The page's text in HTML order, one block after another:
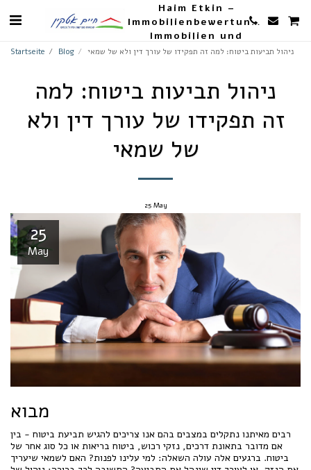
Haim Etkin –
Immobilienbewertungen,
Immobilien und
Landwirtschaft
Startseite Blog ניהול תביעות ביטוח: למה זה תפקידו של עורך דין ולא של שמאי
ניהול תביעות ביטוח: למה
זה תפקידו של עורך דין ולא
של שמאי
25 May
25
May
מבוא
רבים מאיתנו נתקלים במצבים בהם אנו צריכים להגיש תביעת ביטוח - בין
אם מדובר בתאונת דרכים, נזקי רכוש, ביטוח בריאות או כל סוג אחר של
ביטוח. ברגעים אלה עולה השאלה: למי עלינו לפנות? האם לשמאי שיעריך